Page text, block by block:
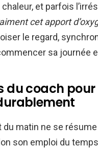
et parfois
cet apport
le regard,
sa journée
du coach
du matin ne se
son emploi du